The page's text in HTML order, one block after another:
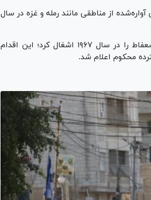
سال ۱۹۶۵ را برای فلسطینی‌های آواره‌شده از مناطقی مانند رمله و غزه در سال
رژیم صهیونیستی نیمه شرقی قدس اشغالی، ازجمله اردوگاه شعفاط را در سال ۱۹۶۷ اشغال کرد؛ این اقدام
محکوم اعلام شد.